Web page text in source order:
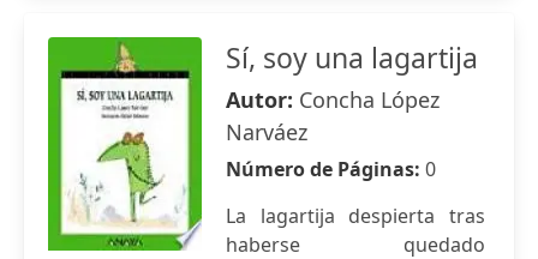
Sí, soy una lagartija
Autor: Concha López
Narváez
Número de Páginas: 0
La lagartija despierta tras
haberse quedado